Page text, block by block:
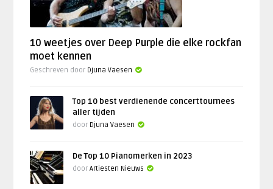
10 weetjes over Deep Purple die elke rockfan
moet kennen
Geschreven door Djuna Vaesen
Top 10 best verdienende concerttournees
aller tijden
door Djuna Vaesen
De Top 10 Pianomerken in 2023
doorArtiesten Nieuws